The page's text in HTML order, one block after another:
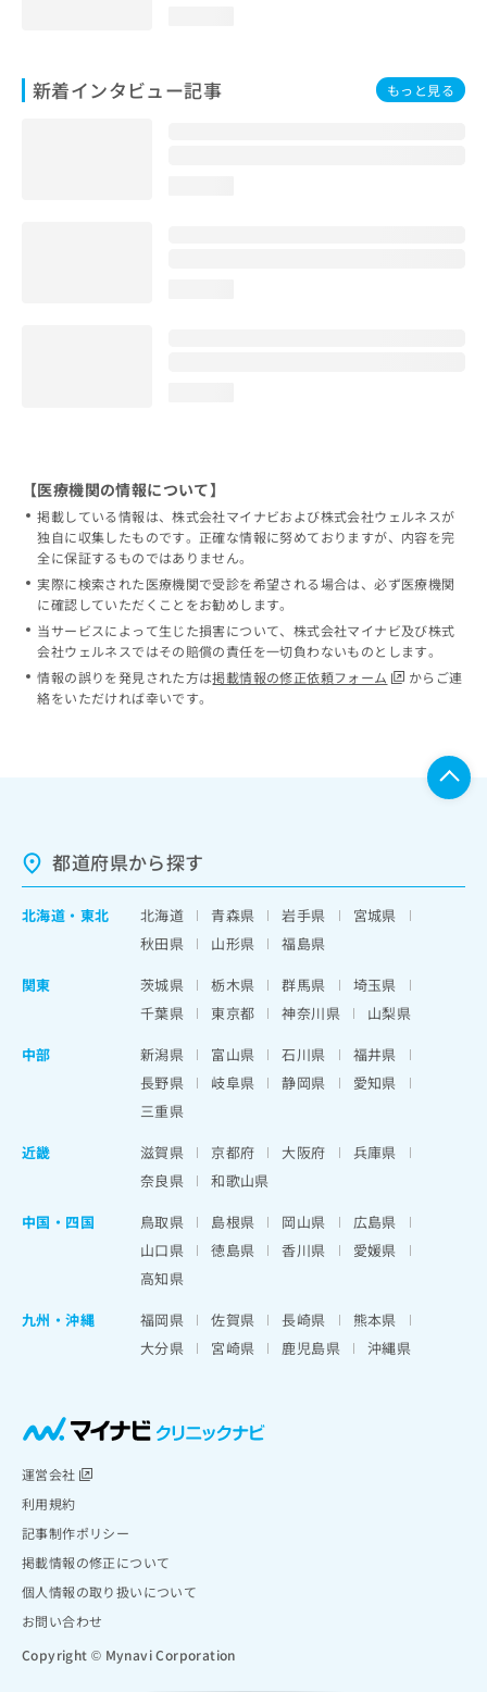
新着インタビュー記事 もっと見る
【医療機関の情報について】
掲載している情報は、株式会社マイナビおよび株式会社ウェルネスが
独自に収集したものです。正確な情報に努めておりますが、内容を完
全に保証するものではありません。
実際に検索された医療機関で受診を希望される場合は、必ず医療機関
に確認していただくことをお勧めします。
当サービスによって生じた損害について、株式会社マイナビ及び株式
会社ウェルネスではその賠償の責任を一切負わないものとします。
情報の誤りを発見された方は掲載情報の修正依頼フォーム
からご連
絡をいただければ幸いです。
都道府県から探す
北海道 ・ 東北 北海道 青森県 岩手県
宮城県
秋田県
山形県
福島県
関東
茨城県 栃木県 群馬県
埼玉県
千葉県
東京都 神奈川県
山梨県
中部
新潟県 富山県 石川県
福井県
長野県
岐阜県 静岡県
愛知県
三重県
近畿
滋賀県 京都府 大阪府
兵庫県
奈良県
和歌山県
中国・四国
鳥取県 島根県 岡山県
広島県
山口県
徳島県 香川県
愛媛県
高知県
九州・沖縄
福岡県 佐賀県 長崎県
熊本県
大分県
宮崎県 鹿児島県 沖縄県
運営会社
利用規約
記事制作ポリシー
掲載情報の修正について
個人情報の取り扱いについて
お問い合わせ
Copyright © Mynavi Corporation